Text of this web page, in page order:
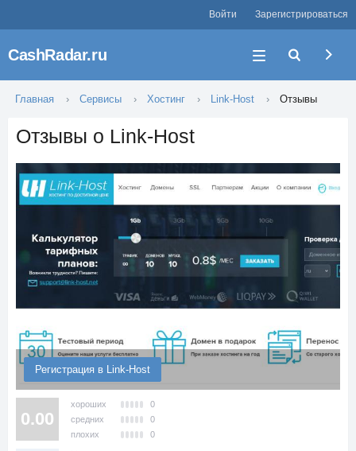
Войти Зарегистрироваться
CashRadar.ru
Главная Сервисы Хостинг Link-Host Отзывы
Отзывы о Link-Host
Регистрация в Link-Host
0.00
хороших
0
средних
0
плохих
0